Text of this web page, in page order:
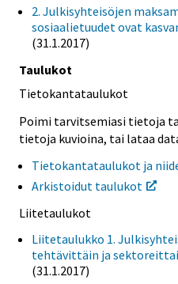
2. Julkisyhteisöjen
sosiaalietuudet ovat
(31.1.2017)
Taulukot
Tietokantataulukot
Poimi tarvitsemiasi tietoja
tietoja kuvioina, tai lataa
Tietokantataulukot ja
Arkistoidut taulukot
Liitetaulukot
Liitetaulukko 1.
tehtävittäin ja
(31.1.2017)